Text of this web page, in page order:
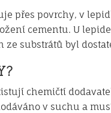
přes povrchy, v
cementu. U
substrátů byl
chemičtí
v suchu a